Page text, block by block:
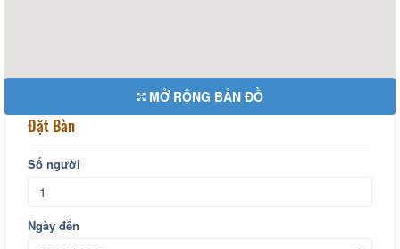
MỞ RỘNG BẢN ĐỒ
Đặt Bàn
Số người
Ngày đến